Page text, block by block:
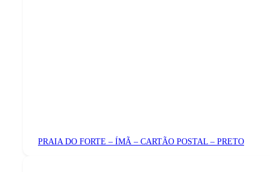
PRAIA DO FORTE – ÍMÃ – CARTÃO POSTAL – PRETO